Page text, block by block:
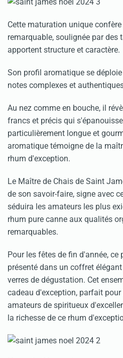
Cette maturation unique
remarquable, soulignée par des
apportent structure et caractère.
Son profil aromatique se
notes complexes et
Au nez comme en bouche, il
francs et précis qui
particulièrement longue et
aromatique témoigne de la
rhum d'exception.
Le Maître de Chais de Saint
de son savoir-faire, signe avec
séduira les amateurs les plus
rhum pure canne aux qualités
remarquables.
Pour les fêtes de fin d'année, ce
présenté dans un coffret
verres de dégustation. Cet
cadeau d'exception, parfait
amateurs de spiritueux
la richesse de ce rhum